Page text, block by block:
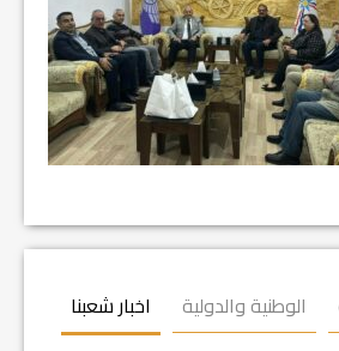
اخبار شعبنا الوطنية والدولية